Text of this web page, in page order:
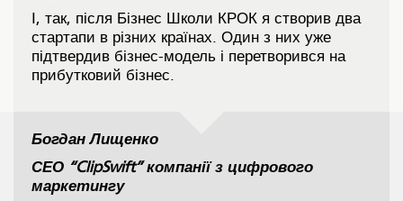
І, так, після Бізнес Школи КРОК я створив два
стартапи в різних країнах. Один з них уже
підтвердив бізнес-модель і перетворився на
прибутковий бізнес.
Богдан Лищенко
СЕО “ClipSwift” компанії з цифрового
маркетингу